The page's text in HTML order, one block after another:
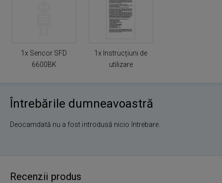
1x Sencor SFD
6600BK
1x Instrucțiuni de
utilizare
Întrebările dumneavoastră
Deocamdată nu a fost introdusă nicio întrebare.
Recenzii produs